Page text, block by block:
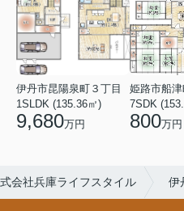
伊丹市昆陽泉町３丁目
1SLDK (135.36㎡)
9,680万円
姫路市船
7SDK
800万円
会社兵庫ライフスタイル 伊